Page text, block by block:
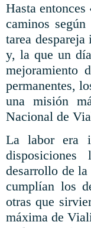
Hasta
caminos
tarea
y, la que un
mejoramiento
permanentes,
una misión
Nacional de
La labor era
desarrollo de
cumplían los
otras que
máxima de